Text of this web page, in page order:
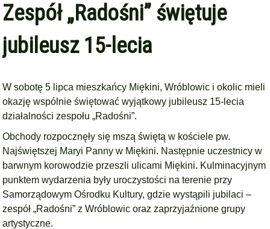
Zespół „Radośni” świętuje
jubileusz 15-lecia
W sobotę 5 lipca mieszkańcy Miękini, Wróblowic i okolic mieli
okazję wspólnie świętować wyjątkowy jubileusz 15-lecia
działalności zespołu „Radośni”.
Obchody rozpocznęły się mszą świętą w kościele pw.
Najświętszej Maryi Panny w Miękini. Następnie uczestnicy w
barwnym korowodzie przeszli ulicami Miękini. Kulminacyjnym
punktem wydarzenia były uroczystości na terenie przy
Samorządowym Ośrodku Kultury, gdzie wystąpili jubilaci –
zespół „Radośni” z Wróblowic oraz zaprzyjaźnione grupy
artystyczne.